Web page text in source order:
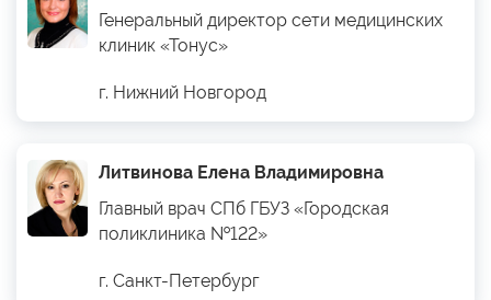
Генеральный директор сети медицинских
клиник «Тонус»
г. Нижний Новгород
Литвинова Елена Владимировна
Главный врач СПб ГБУЗ «Городская
поликлиника №122»
г. Санкт-Петербург